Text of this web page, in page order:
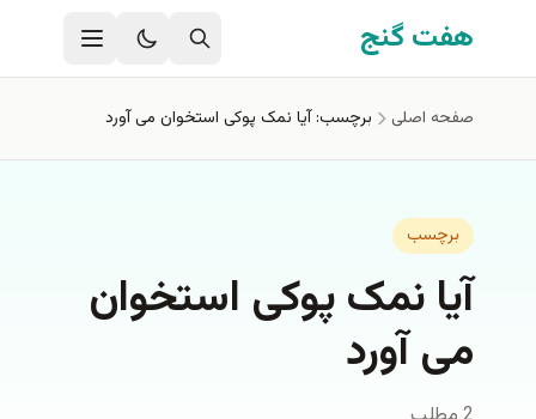
رفتن به محتوای اصلی
هفت گنج
صفحه اصلی برچسب: آیا نمک پوکی استخوان می آورد
برچسب
آیا نمک پوکی استخوان
می آورد